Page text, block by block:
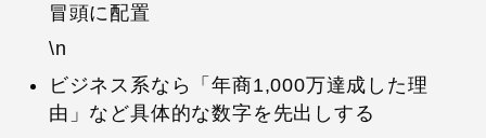
冒頭に配置
\n
ビジネス系なら「年商1,000万達成した理
由」など具体的な数字を先出しする